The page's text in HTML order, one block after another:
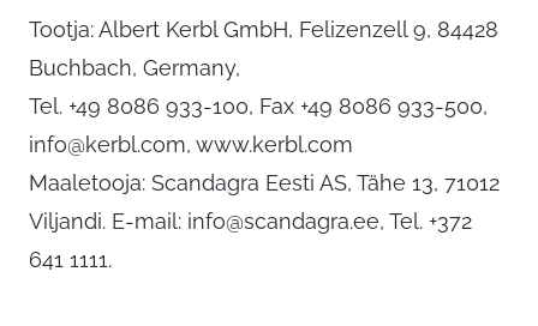
Tootja: Albert Kerbl GmbH, Felizenzell 9, 84428
Buchbach, Germany,
Tel. +49 8086 933-100, Fax +49 8086 933-500,
info@kerbl.com, www.kerbl.com
Maaletooja: Scandagra Eesti AS, Tähe 13, 71012
Viljandi. E-mail: info@scandagra.ee, Tel. +372
641 1111.